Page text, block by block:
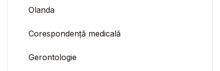
Olanda
Corespondență medicală
Gerontologie